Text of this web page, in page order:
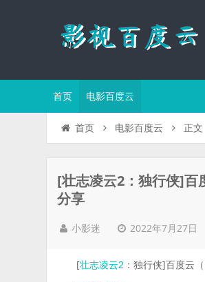
首页 电影百度云
首页 电影百度云 正文
[壮志凌云2：独行侠]百
分享
小影迷 2022年7月27日
[壮志凌云2 ：独行侠]百度云